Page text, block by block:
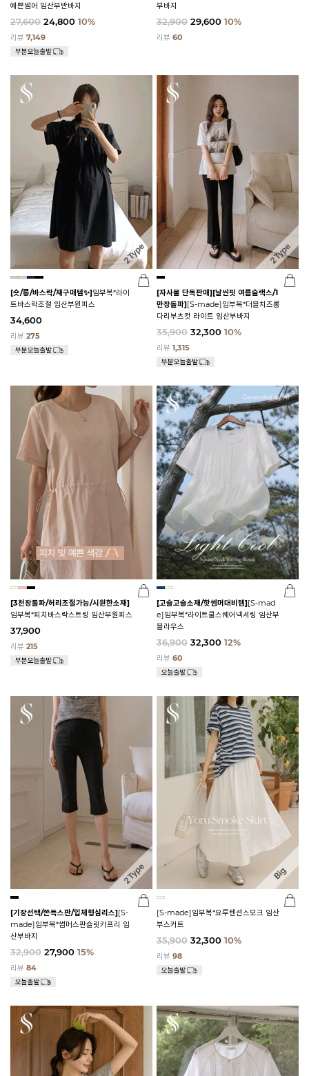
예쁜썸머 임산부반바지
27,600 24,800 10%
리뷰 7,149
부바지
32,900 29,600 10%
리뷰 60
[숏/롱/바스락/재구매템✨]임부복*라이
트바스락조절 임산부원피스
34,600
리뷰 275
[자사몰 단독판매][날씬핏 여름슬랙스/1
만장돌파][S-made]임부복*더블치즈롱
다리부츠컷 라이트 임산부바지
35,900 32,300 10%
리뷰 1,315
[3천장돌파/허리조절가능/시원한소재]
임부복*피치바스락스트링 임산부원피스
37,900
리뷰 215
[고슬고슬소재/핫썸머대비템][S-mad
e]임부복*라이트쿨스퀘어넥셔링 임산부
블라우스
36,900 32,300 12%
리뷰 60
[기장선택/쫀득스판/입체형심리스][S-
made]임부복*썸머스판슬릿카프리 임
산부바지
32,900 27,900 15%
리뷰 84
[S-made]임부복*요루텐션스모크 임산
부스커트
35,900 32,300 10%
리뷰 98